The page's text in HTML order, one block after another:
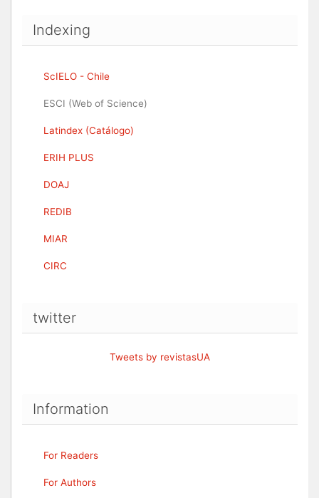
Indexing
ScIELO - Chile
ESCI (Web of Science)
Latindex (Catálogo)
ERIH PLUS
DOAJ
REDIB
MIAR
CIRC
twitter
Tweets by revistasUA
Information
For Readers
For Authors